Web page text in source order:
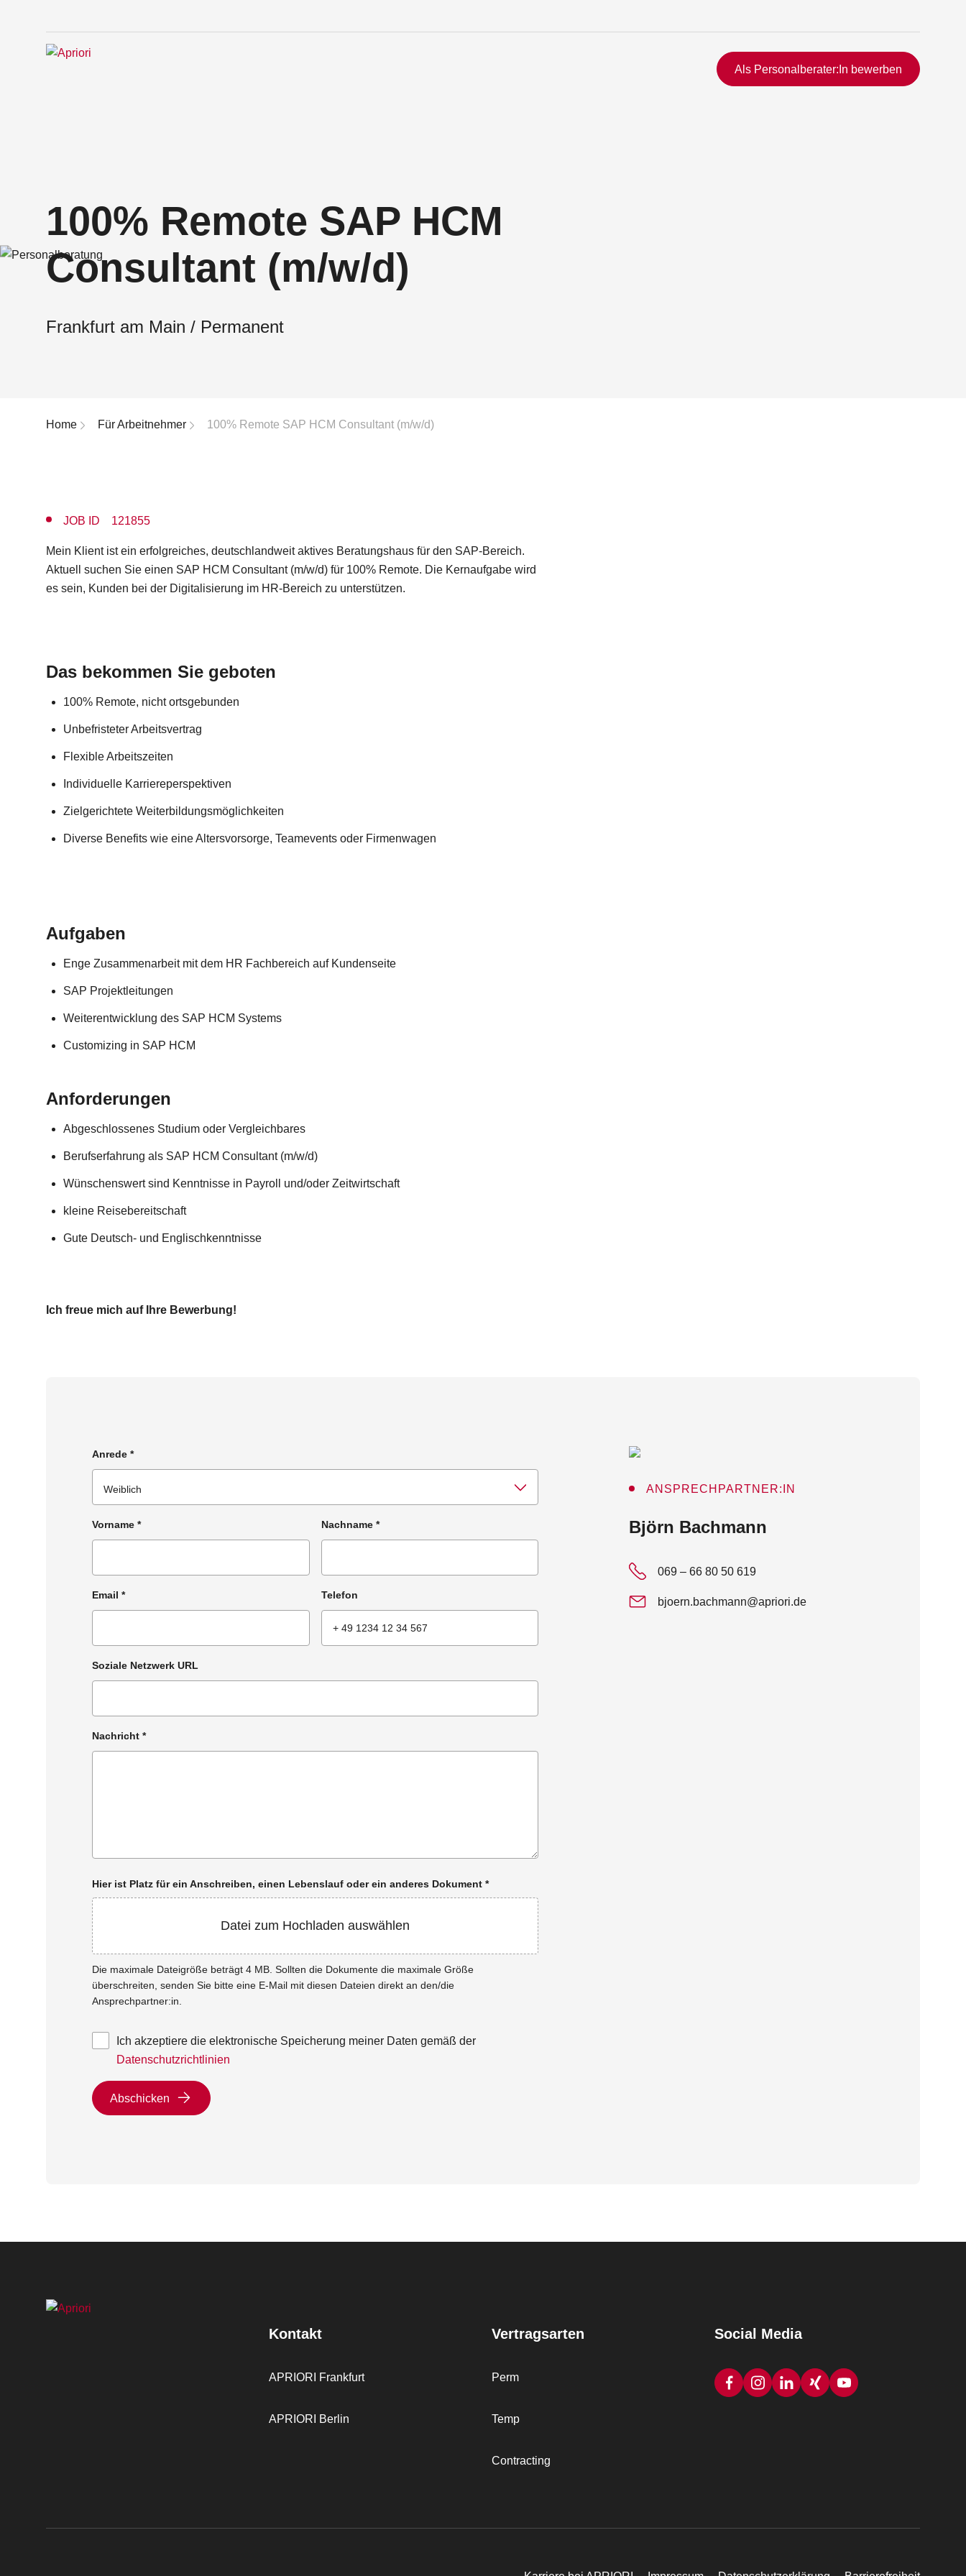
Schnellzugriff
Als Personalberater:In bewerben
100% Remote SAP HCM
Consultant (m/w/d)
Frankfurt am Main / Permanent
Breadcrumb-Navigation
Home Für Arbeitnehmer 100% Remote SAP HCM Consultant (m/w/d)
JOB ID 121855
Mein Klient ist ein erfolgreiches, deutschlandweit aktives Beratungshaus für den SAP-Bereich.
Aktuell suchen Sie einen SAP HCM Consultant (m/w/d) für 100% Remote. Die Kernaufgabe wird
es sein, Kunden bei der Digitalisierung im HR-Bereich zu unterstützen.
Das bekommen Sie geboten
100% Remote, nicht ortsgebunden
Unbefristeter Arbeitsvertrag
Flexible Arbeitszeiten
Individuelle Karriereperspektiven
Zielgerichtete Weiterbildungsmöglichkeiten
Diverse Benefits wie eine Altersvorsorge, Teamevents oder Firmenwagen
Aufgaben
Enge Zusammenarbeit mit dem HR Fachbereich auf Kundenseite
SAP Projektleitungen
Weiterentwicklung des SAP HCM Systems
Customizing in SAP HCM
Anforderungen
Abgeschlossenes Studium oder Vergleichbares
Berufserfahrung als SAP HCM Consultant (m/w/d)
Wünschenswert sind Kenntnisse in Payroll und/oder Zeitwirtschaft
kleine Reisebereitschaft
Gute Deutsch- und Englischkenntnisse
Ich freue mich auf Ihre Bewerbung!
Anrede *
Vorname * Nachname *
Email * Telefon
Soziale Netzwerk URL
Nachricht *
Hier ist Platz für ein Anschreiben, einen Lebenslauf oder ein anderes Dokument *
Datei zum Hochladen auswählen
Die maximale Dateigröße beträgt 4 MB. Sollten die Dokumente die maximale Größe
überschreiten, senden Sie bitte eine E-Mail mit diesen Dateien direkt an den/die
Ansprechpartner:in.
Ich akzeptiere die elektronische Speicherung meiner Daten gemäß der
Datenschutzrichtlinien
Abschicken
ANSPRECHPARTNER:IN
:
Björn Bachmann
069 – 66 80 50 619
bjoern.bachmann@apriori.de
Kontakt
APRIORI Frankfurt
APRIORI Berlin
Vertragsarten
Perm
Temp
Contracting
Social Media